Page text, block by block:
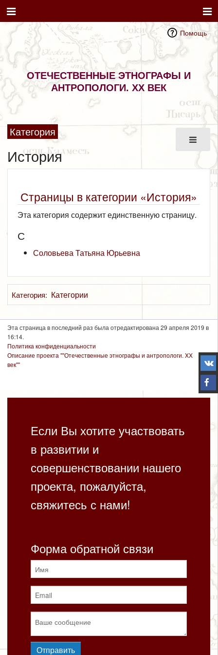
Помощь
ОТЕЧЕСТВЕННЫЕ ЭТНОГРАФЫ И
АНТРОПОЛОГИ. XX ВЕК
Категория
История
Страницы в категории «История»
Эта категория содержит единственную страницу.
С
Соловьева Татьяна Юрьевна
Категория: Категории
Эта страница в последний раз была отредактирована 29 апреля 2019 в
16:14.
Политика конфиденциальности
Описание проекта ""Отечественные этнографы и антропологи. XX
век""
Если Вы хотите участвовать
в развитии и
совершенствовании нашего
проекта, пожалуйста,
свяжитесь с нами!
Форма обратной связи